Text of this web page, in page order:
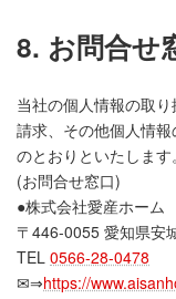
8. お問合せ
当社の個人情報の取
請求、その他個人情
のとおりといたします。
(お問合せ窓口)
●株式会社愛産ホーム
〒446-0055 愛知県安
TEL 0566-28-0478
✉⇒https://